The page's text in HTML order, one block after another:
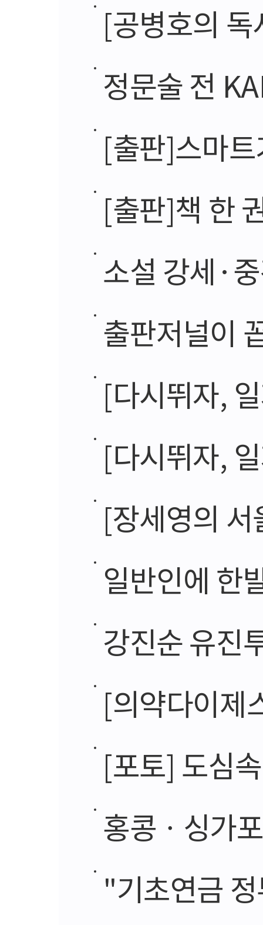
[공병호의 독
정문술 전
[출판]스마트기기
[출판]책 한
소설 강세·
출판저널이
[다시뛰자, 일자
[다시뛰자, 일자리 대
[장세영의 서울 숨은
일반인에 한
강진순 유진투자
[의약다이제스
[포토] 도심
홍콩ㆍ싱가
"기초연금 정